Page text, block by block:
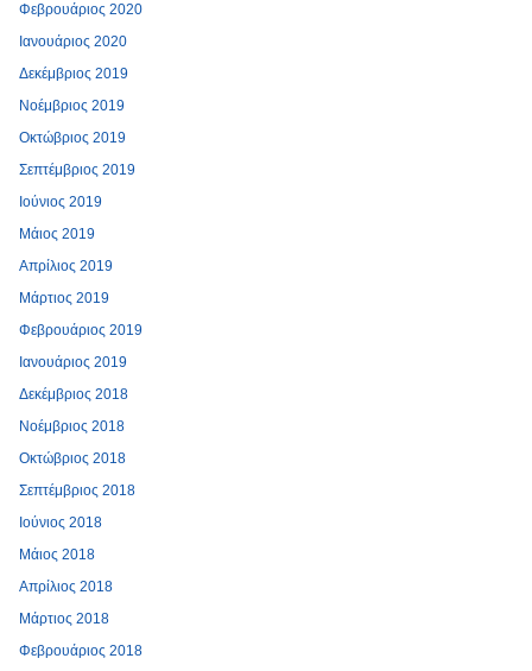
Φεβρουάριος 2020
Ιανουάριος 2020
Δεκέμβριος 2019
Νοέμβριος 2019
Οκτώβριος 2019
Σεπτέμβριος 2019
Ιούνιος 2019
Μάιος 2019
Απρίλιος 2019
Μάρτιος 2019
Φεβρουάριος 2019
Ιανουάριος 2019
Δεκέμβριος 2018
Νοέμβριος 2018
Οκτώβριος 2018
Σεπτέμβριος 2018
Ιούνιος 2018
Μάιος 2018
Απρίλιος 2018
Μάρτιος 2018
Φεβρουάριος 2018